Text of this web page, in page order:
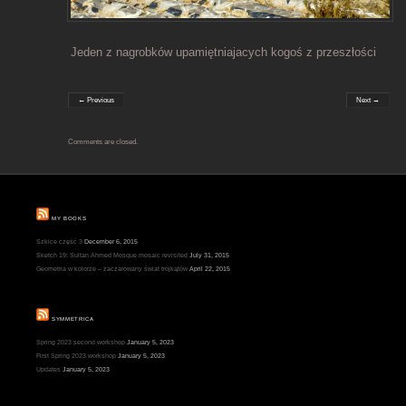
Jeden z nagrobków upamiętniajacych kogoś z przeszłości
← Previous Next →
Comments are closed.
MY BOOKS
Szkice część 3 December 6, 2015
Sketch 19: Sultan Ahmed Mosque mosaic revisited July 31, 2015
Geometria w kolorze – zaczarowany świat trójkątów April 22, 2015
SYMMETRICA
Spring 2023 second workshop January 5, 2023
First Spring 2023 workshop January 5, 2023
Updates January 5, 2023